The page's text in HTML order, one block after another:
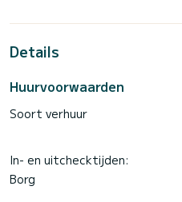
Details
Huurvoorwaarden
Soort verhuur
In- en uitchecktijden:
Borg